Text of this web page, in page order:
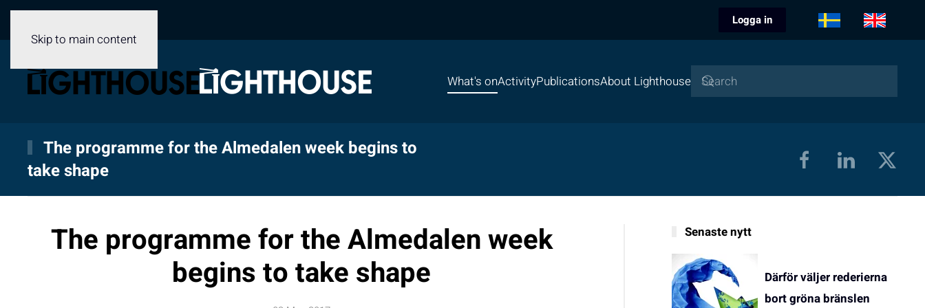
Skip to main content
Logga in
What's onActivityPublicationsAbout Lighthouse
The programme for the Almedalen week begins to
take shape
The programme for the Almedalen week
begins to take shape
Senaste nytt
Därför väljer rederierna
bort gröna bränslen